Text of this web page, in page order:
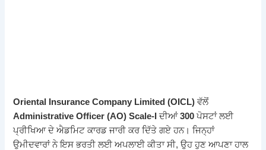
Oriental Insurance Company Limited (OICL) ਵੱਲੋਂ
Administrative Officer (AO) Scale-I ਦੀਆਂ300 ਪੋਸਟਾਂ ਲਈ
ਪ੍ਰੀਖਿਆ ਦੇ ਐਡਮਿਟ ਕਾਰਡ ਜਾਰੀ ਕਰ ਦਿੱਤੇ ਗਏ ਹਨ। ਜਿਨ੍ਹਾਂ
ਉਮੀਦਵਾਰਾਂ ਨੇ ਇਸ ਭਰਤੀ ਲਈ ਅਪਲਾਈ ਕੀਤਾ ਸੀ, ਉਹ ਹੁਣ ਆਪਣਾ ਹਾਲ